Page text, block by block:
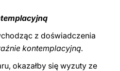
z doświadczenia
kontemplacyjną.
okazałby się wyzuty ze